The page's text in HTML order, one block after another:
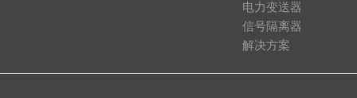
电力变送器
信号隔离器
解决方案